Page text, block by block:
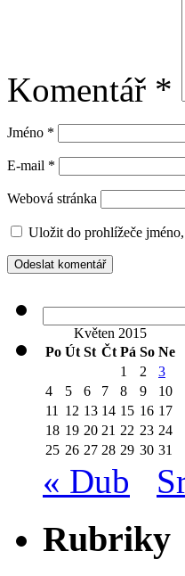
Komentář *
Jméno *
E-mail *
Webová stránka
Uložit do prohlížeče
Květen 2015
Po Út St Čt Pá So Ne
1
2
3
4
5 6 7 8 9
10
11
12 13 14 15 16 17
18 19 20 21 22 23 24
25 26 27 28 29 30 31
« Dub
Rubriky